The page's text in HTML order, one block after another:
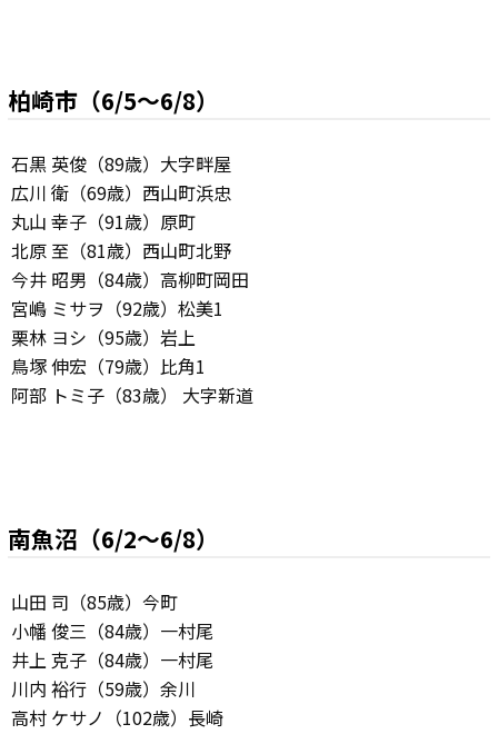
柏崎市（6/5～6/8）
石黒 英俊（89歳）大字畔屋
広川 衛（69歳）西山町浜忠
丸山 幸子（91歳）原町
北原 至（81歳）西山町北野
今井 昭男（84歳）高柳町岡田
宮嶋 ミサヲ（92歳）松美1
栗林 ヨシ（95歳）岩上
鳥塚 伸宏（79歳）比角1
阿部 トミ子（83歳） 大字新道
南魚沼（6/2～6/8）
山田 司（85歳）今町
小幡 俊三（84歳）一村尾
井上 克子（84歳）一村尾
川内 裕行（59歳）余川
高村 ケサノ（102歳）長崎